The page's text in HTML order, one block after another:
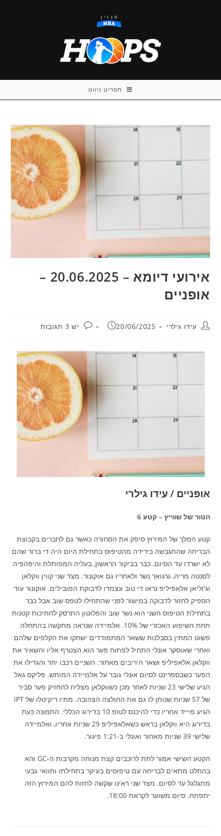
תפריט ניווט
אירועי דיומא – 20.06.2025 –
אופניים
מחבר:עידו גילרי פורסם:
20/06/2025 תגובות:
יש 3 תגובות
אופניים / עידו גילרי
הטור של שווייץ – קטע 6
קטע המלך של המירוץ סיפק את הסחורה כאשר גם לחברים בקבוצת
הבריחה שהתגבשה בירידה מהטיפוס בתחילת היום היה די ברור שהם
לא ישרדו עד הסיום. כבר בביקור הראשון, בעליה המפותלת והיפהפיה
לסנטה מריה, גרגואר נשר ולאחריו גם אוקונור. מצד שני קווין ווקלאן
וג'וליאן אלאפיליפ נראו די טוב ונצמדו לדבוקת המובילים. אוקונור עוד
הספיק לחזור לדבוקה במישור לפני שהתחילו לטפס שוב אבל כבר
בתחילת הטיפוס השני הוא נשר שוב והפלוטון התרסק לחתיכות קטנות
תחת השיפוע האכזרי של 10%. אלמיידה שנראה מתקשה בהתחלה
פשוט המתין בסבלנות ששאר המתמודדים ישחקו את הקלפים שלהם
ואחרי שאוסקר אונלי התחיל לפתוח פער הוא הצטרף אליו והשאיר את
ווקלאן אלאפיליפ ושאר היריבים מאחור. השניים רכבו יחד והגדילו את
הפער כשבספרינט לסיום אונלי גובר על אלמיידה המותש. פליקס גאל
הגיע שלישי 23 שניות לאחר מכן כשווקלאן מצליח להחזיק פער סביר
של 57 שניות שנותן לו גם את החולצה הצהובה. מתיו ריקיטלו של IPT
הגיע מיייד אחריו כדי להיכנס לטופ 10 בדירוג הכללי. התמונה כעת
בדירוג היא ווקלאן בראש כשאלאפיליפ 29 שניות אחריו, ואלמיידה
שלישי 39 שניות מאחור ואונלי ב-1:21 פיגור.
הקטע השישי אמור לתת לרוכבים קצת מנוחה מקרבות ה-GC והא
בהחלט מתאים לבריחה עם טיפוסים בעיקר בתחילתו ותוואי גבעי
מתגלגל עד לסיום. מצד שני ראינו שקשה לחזות להם המירוץ הזה
יתפתח. סיום משוער לקראת 18:00.